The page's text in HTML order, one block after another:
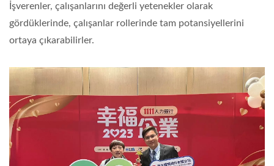
İşverenler, çalışanlarını değerli yetenekler olarak
gördüklerinde, çalışanlar rollerinde tam potansiyellerini
ortaya çıkarabilirler.